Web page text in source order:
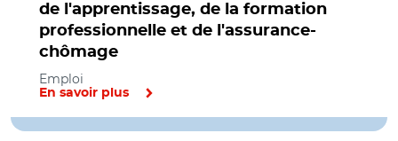
de l'apprentissage, de la formation
professionnelle et de l'assurance-
chômage
Emploi
En savoir plus